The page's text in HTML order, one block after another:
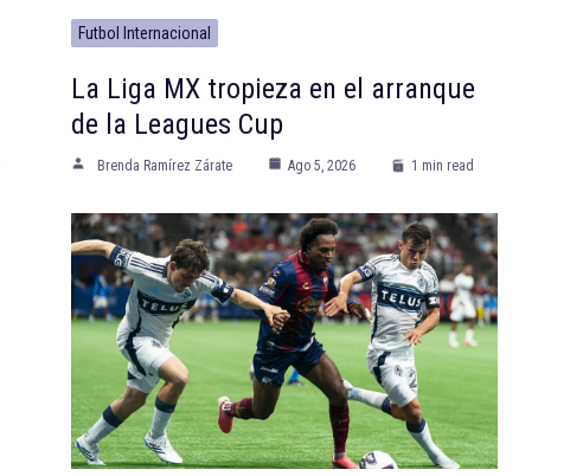
Futbol Internacional
La Liga MX tropieza en el arranque
de la Leagues Cup
Brenda Ramírez Zárate Ago 5, 2026 1 min read